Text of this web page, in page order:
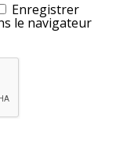
Enregistrer
le navigateur